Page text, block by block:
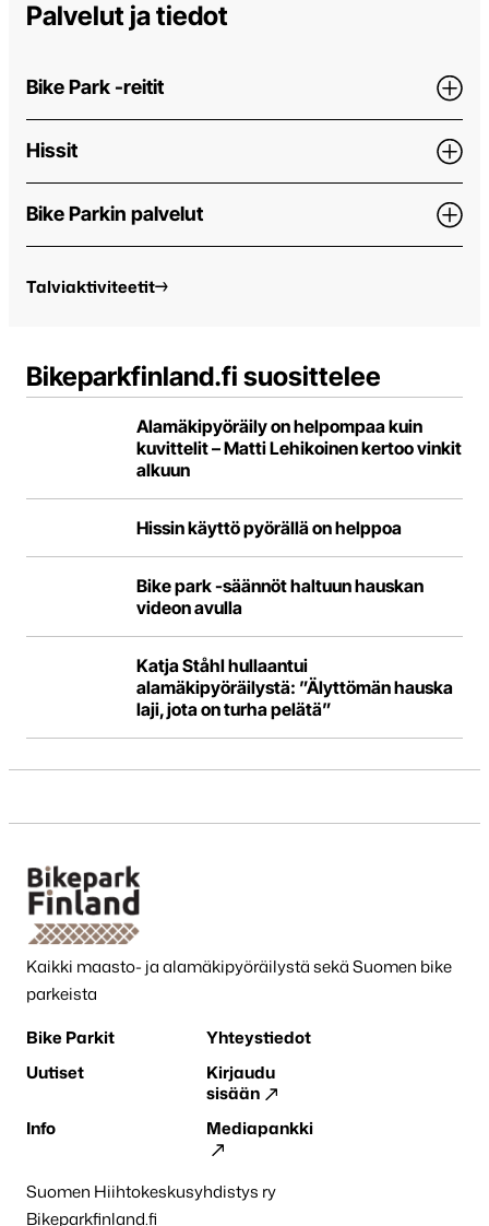
Palvelut ja tiedot
Bike Park -reitit
Hissit
Bike Parkin palvelut
Talviaktiviteetit
Bikepark-
Bikeparkfinland.fi suosittelee
Alamäkipyöräily on helpompaa kuin
kuvittelit – Matti Lehikoinen kertoo vinkit
alkuun
Hissin käyttö pyörällä on helppoa
Bike park -säännöt haltuun hauskan
videon avulla
Katja Ståhl hullaantui
alamäkipyöräilystä: ”Älyttömän hauska
laji, jota on turha pelätä”
Kaikki maasto- ja alamäkipyöräilystä sekä Suomen bike
parkeista
Bike Parkit
Yhteystiedot
Uutiset
Kirjaudu
sisään
Info
Mediapankki
Suomen Hiihtokeskusyhdistys ry
Bikeparkfinland.fi